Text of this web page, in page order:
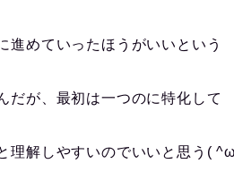
進めていったほうがいいという
だが、最初は一つのに特化して
理解しやすいのでいいと思う(